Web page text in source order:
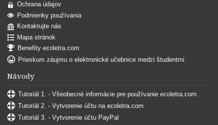
Ochrana údajov
Podmienky používania
Kontaktujte nás
Mapa stránok
Benefity ecoletra.com
Prieskum záujmu o elektronické učebnice medzi študentmi
Návody
Tutoriál 1. - Všeobecné informácie pre používanie ecoletra.com
Tutoriál 2. - Vytvorenie účtu na ecoletra.com
Tutoriál 3. - Vytvorenie účtu PayPal